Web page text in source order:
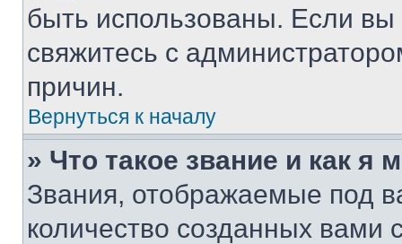
быть использованы. Если
свяжитесь с
причин.
Вернуться к началу
» Что такое звание и как я
Звания, отображаемые под
количество созданных